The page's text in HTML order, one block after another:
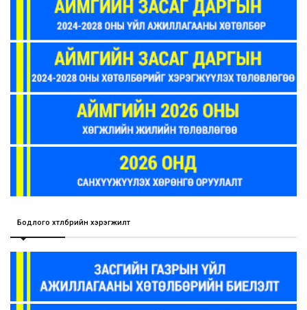
Бодлого хөтөлбөрийн хэрэгжилт